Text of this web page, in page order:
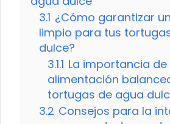
3.1 ¿Cómo garantizar
limpio para tus
dulce?
3.1.1 La importancia de
alimentación
tortugas de agua
3.2 Consejos para la